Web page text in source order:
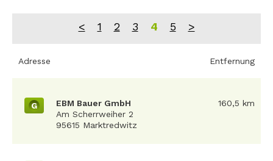
< 1 2 3 4 5 >
Adresse Entfernung
G
EBM Bauer GmbH
Am Scherrweiher 2
95615 Marktredwitz
160,5 km